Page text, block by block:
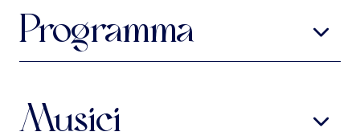
Programma
(Uit:
Möller Manuscript
Mus.ms. 40644)
Musici